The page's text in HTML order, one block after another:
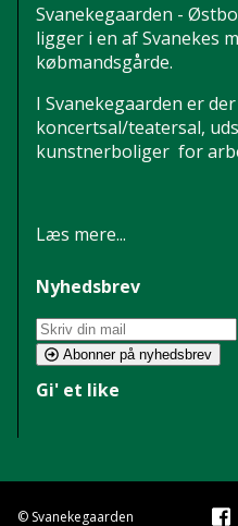
Svanekegaarden -
ligger i en af Svanekes
købmandsgårde.
I Svanekegaarden er
koncertsal/teatersal,
kunstnerboliger for
Læs mere...
Nyhedsbrev
Abonner på nyhedsbrev
Gi' et like
© Svanekegaarden